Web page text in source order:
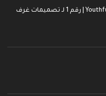
غرفة شباب - Youthful Nest | رقم 1 لـ تصميمات غرف